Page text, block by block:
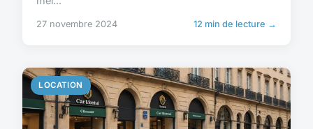
27 novembre 2024 12 min de lecture →
LOCATION